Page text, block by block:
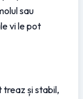
sau
vi le pot
și stabil,